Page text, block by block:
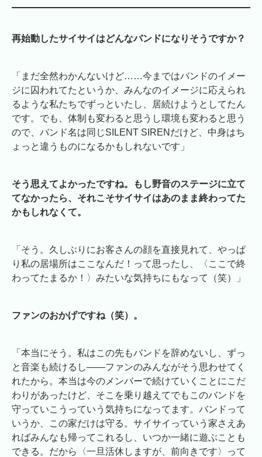
再始動したサイサイはどんなバンドになりそうですか？
「まだ全然わかんないけど……今まではバンドのイメー
ジに囚われてたというか、みんなのイメージに応えられ
るような私たちでずっといたし、居続けようとしてたん
です。でも、体制も変わると思うし環境も変わると思う
ので、バンド名は同じSILENT SIRENだけど、中身はち
ょっと違うものになるかもしれないです」
そう思えてよかったですね。もし野音のステージに立て
てなかったら、それこそサイサイはあのまま終わってた
かもしれなくて。
「そう。久しぶりにお客さんの顔を直接見れて、やっぱ
り私の居場所はここなんだ！って思ったし、〈ここで終
わってたまるか！〉みたいな気持ちにもなって（笑）」
ファンのおかげですね（笑）。
「本当にそう。私はこの先もバンドを辞めないし、ずっ
と音楽も続けるし――ファンのみんながそう思わせてく
れたから。本当は今のメンバーで続けていくことにこだ
わりがあったけど、そこを乗り越えてでもこのバンドを
守っていこうっていう気持ちになってます。バンドって
いうか、この家だけは守る。サイサイっていう家さえあ
ればみんなも帰ってこれるし、いつか一緒に遊ぶことも
できる。だから〈一旦活休しますが、前向きです〉って